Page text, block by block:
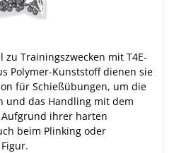
zu Trainingszwecken mit T4E-
Polymer-Kunststoff dienen sie
für Schießübungen, um die
und das Handling mit dem
ihrer harten
beim Plinking oder